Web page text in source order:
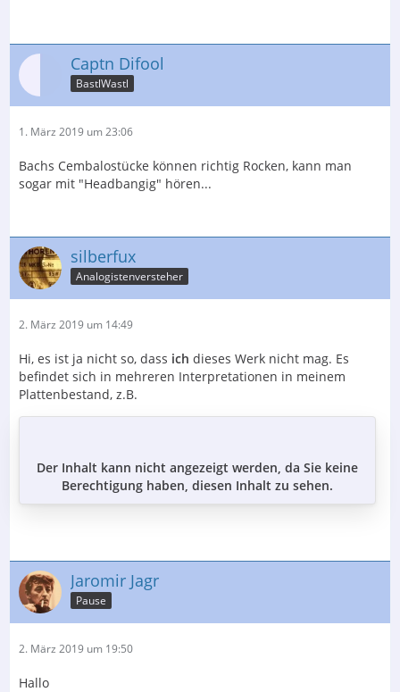
Captn Difool
BastlWastl
1. März 2019 um 23:06
Bachs Cembalostücke können richtig Rocken, kann man
sogar mit "Headbangig" hören...
silberfux
Analogistenversteher
2. März 2019 um 14:49
Hi, es ist ja nicht so, dass ich dieses Werk nicht mag. Es
befindet sich in mehreren Interpretationen in meinem
Plattenbestand, z.B.
Der Inhalt kann nicht angezeigt werden, da Sie keine
Berechtigung haben, diesen Inhalt zu sehen.
Jaromir Jagr
Pause
2. März 2019 um 19:50
Hallo